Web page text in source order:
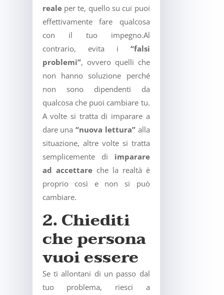
realeper te, quello su cui puoi
effettivamente fare qualcosa
con il tuo impegno.Al
contrario, evita i “falsi
problemi”, ovvero quelli che
non hanno soluzione perché
non sono dipendenti da
qualcosa che puoi cambiare tu.
A volte si tratta di imparare a
dare una“nuova lettura”alla
situazione, altre volte si tratta
semplicemente di imparare
ad accettareche la realtà è
proprio così e non si può
cambiare.
2. Chiediti
che persona
vuoi essere
Se ti allontani di un passo dal
tuo problema, riesci a